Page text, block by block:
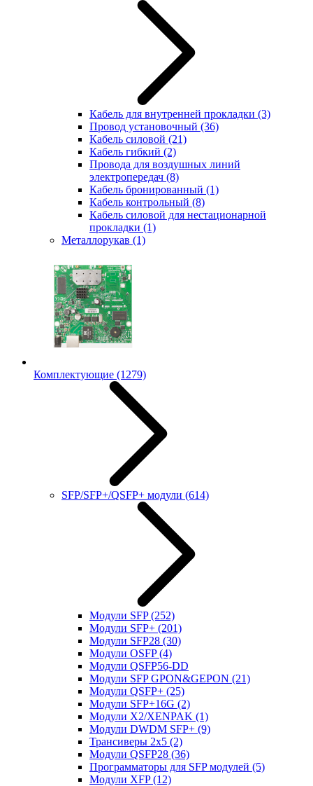
Кабель для внутренней прокладки (3)
Провод установочный (36)
Кабель силовой (21)
Кабель гибкий (2)
Провода для воздушных линий
электропередач (8)
Кабель бронированный (1)
Кабель контрольный (8)
Кабель силовой для нестационарной
прокладки (1)
Металлорукав (1)
Комплектующие (1279)
SFP/SFP+/QSFP+ модули (614)
Модули SFP(252)
Модули SFP+ (201)
Модули SFP28 (30)
Модули OSFP(4)
Модули QSFP56-DD
Модули SFP GPON&GEPON (21)
Модули QSFP+ (25)
Модули SFP+16G (2)
Модули X2/XENPAK (1)
Модули DWDM SFP+ (9)
Трансиверы 2x5 (2)
Модули QSFP28 (36)
Программаторы для SFP модулей (5)
Модули XFP(12)